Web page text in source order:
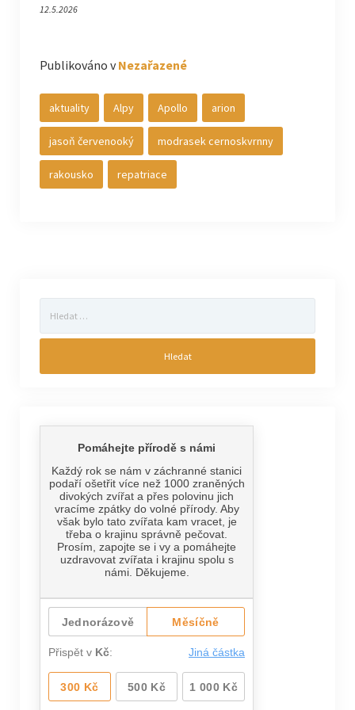
12.5.2026
Publikováno v Nezařazené
aktuality Alpy Apollo arion
jasoň červenooký modrasek cernoskvrnny
rakousko repatriace